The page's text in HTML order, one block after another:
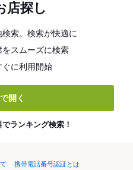
店探し
索。検索が快適に
スムーズに検索
に利用開始
開く
ランキング検索！
携帯電話番号認証とは